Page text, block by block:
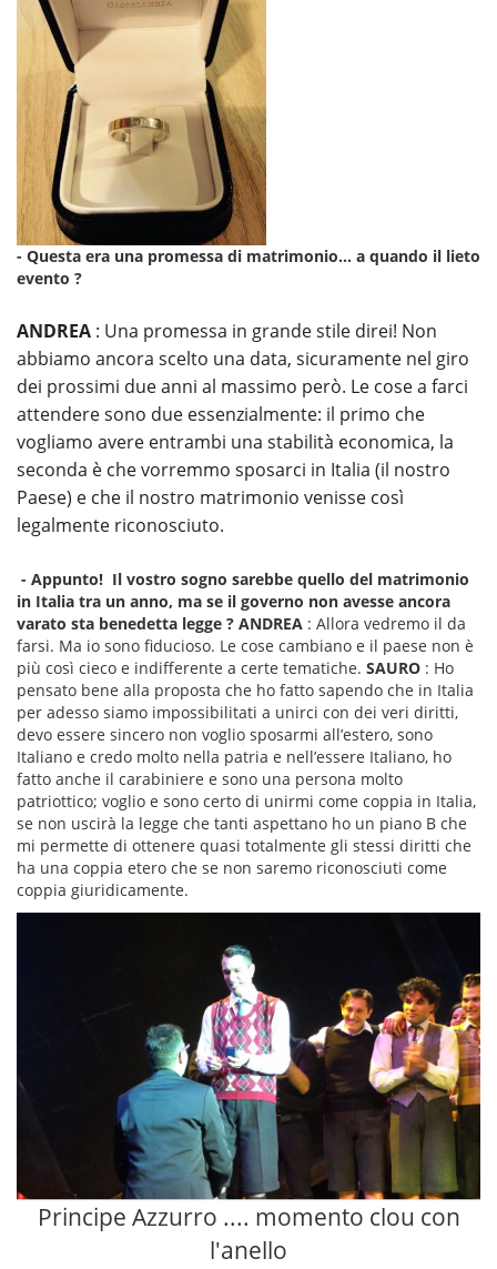
- Questa era una promessa di matrimonio... a quando il lieto
evento ?
ANDREA : Una promessa in grande stile direi! Non
abbiamo ancora scelto una data, sicuramente nel giro
dei prossimi due anni al massimo però. Le cose a farci
attendere sono due essenzialmente: il primo che
vogliamo avere entrambi una stabilità economica, la
seconda è che vorremmo sposarci in Italia (il nostro
Paese) e che il nostro matrimonio venisse così
legalmente riconosciuto.
- Appunto! Il vostro sogno sarebbe quello del matrimonio
in Italia tra un anno, ma se il governo non avesse ancora
varato sta benedetta legge ? ANDREA : Allora vedremo il da
farsi. Ma io sono fiducioso. Le cose cambiano e il paese non è
più così cieco e indifferente a certe tematiche. SAURO : Ho
pensato bene alla proposta che ho fatto sapendo che in Italia
per adesso siamo impossibilitati a unirci con dei veri diritti,
devo essere sincero non voglio sposarmi all’estero, sono
Italiano e credo molto nella patria e nell’essere Italiano, ho
fatto anche il carabiniere e sono una persona molto
patriottico; voglio e sono certo di unirmi come coppia in Italia,
se non uscirà la legge che tanti aspettano ho un piano B che
mi permette di ottenere quasi totalmente gli stessi diritti che
ha una coppia etero che se non saremo riconosciuti come
coppia giuridicamente.
Principe Azzurro .... momento clou con
l'anello